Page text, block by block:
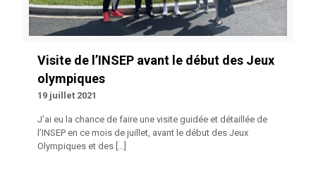
Visite de l’INSEP avant le début des Jeux
olympiques
19 juillet 2021
J’ai eu la chance de faire une visite guidée et détaillée de
l’INSEP en ce mois de juillet, avant le début des Jeux
Olympiques et des